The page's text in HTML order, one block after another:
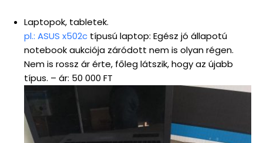
Laptopok, tabletek.
pl.: ASUS x502c típusú laptop: Egész jó állapotú
notebook aukciója záródott nem is olyan régen.
Nem is rossz ár érte, főleg látszik, hogy az újabb
típus. – ár: 50 000 FT